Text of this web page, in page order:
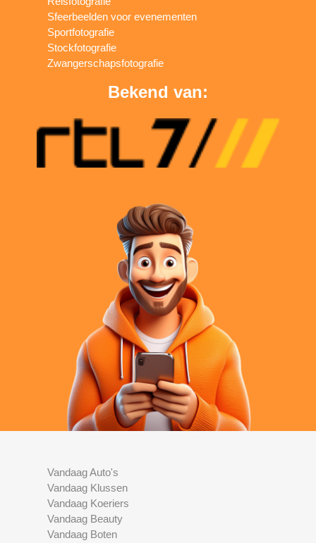
Sfeerbeelden voor evenementen
Sportfotografie
Stockfotografie
Zwangerschapsfotografie
Bekend van:
Vandaag Auto's
Vandaag Klussen
Vandaag Koeriers
Vandaag Beauty
Vandaag Boten